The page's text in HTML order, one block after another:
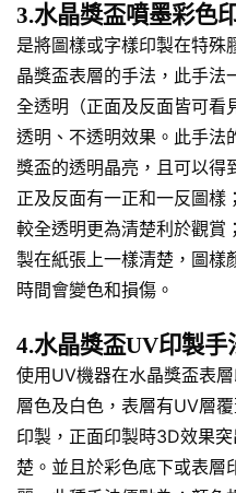
3.水晶獎盃噴墨彩色
是將圖樣或字樣印製在特殊
晶獎盃表層的手法，此手法
全透明（正面及反面皆可看
透明、不透明效果。此手法
獎盃的透明晶亮，且可以得
正及反面有一正和一反圖樣
較全透明更為清楚利於觀賞
製在紙張上一樣清楚，圖樣
時間會變色和損傷。
4.水晶獎盃UV印製手
使用UV機器在水晶獎盃表
層色及白色，表層有UV層
印製，正面印製時3D效果
楚。並且於彩色底下或表層